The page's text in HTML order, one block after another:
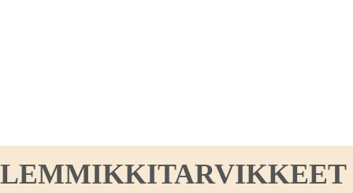
LEMMIKKITARVIKKEET